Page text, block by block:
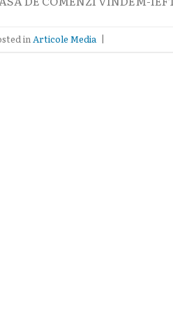
inArticole Media |